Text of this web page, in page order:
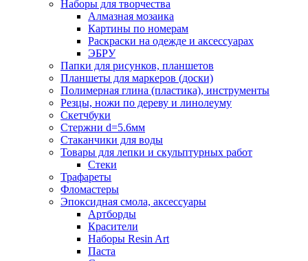
Наборы для творчества
Алмазная мозаика
Картины по номерам
Раскраски на одежде и аксессуарах
ЭБРУ
Папки для рисунков, планшетов
Планшеты для маркеров (доски)
Полимерная глина (пластика), инструменты
Резцы, ножи по дереву и линолеуму
Скетчбуки
Стержни d=5.6мм
Стаканчики для воды
Товары для лепки и скульптурных работ
Стеки
Трафареты
Фломастеры
Эпоксидная смола, аксессуары
Артборды
Красители
Наборы Resin Art
Паста